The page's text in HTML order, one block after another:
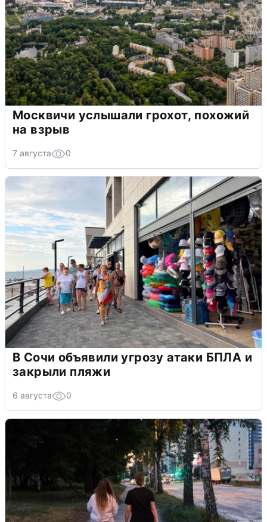
Москвичи услышали грохот, похожий
на взрыв
7 августа 0
В Сочи объявили угрозу атаки БПЛА и
закрыли пляжи
6 августа 0